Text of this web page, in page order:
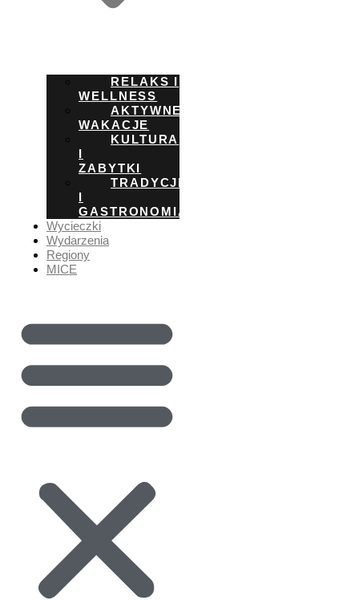
RELAKS I
WELLNESS
AKTYWNE
WAKACJE
KULTURA
I
ZABYTKI
TRADYCJE
I
GASTRONOMIA
Wycieczki
Wydarzenia
Regiony
MICE